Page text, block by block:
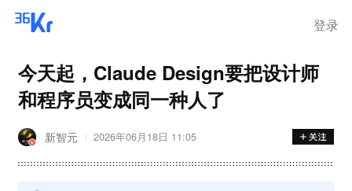
登录
今天起，Claude Design要把设计师
和程序员变成同一种人了
新智元 2026年06月18日 11:05